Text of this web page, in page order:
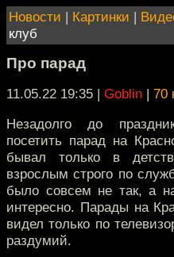
Новости | Картинки |
клуб
Про парад
11.05.22 19:35 | Goblin | 70
Незадолго до
посетить парад на
бывал только в
взрослым строго по
было совсем не так, а
интересно. Парады на
видел только по
раздумий.